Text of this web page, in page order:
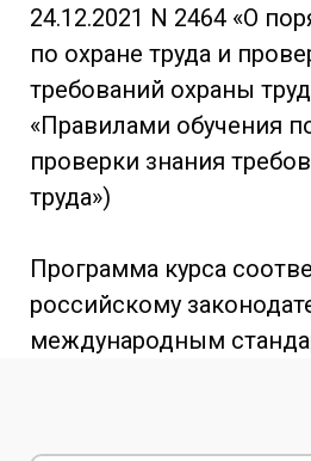
24.12.2021 N 2464 «О
по охране труда и
требований охраны
«Правилами обучения
проверки знания
труда»)
Программа курса
российскому
международным